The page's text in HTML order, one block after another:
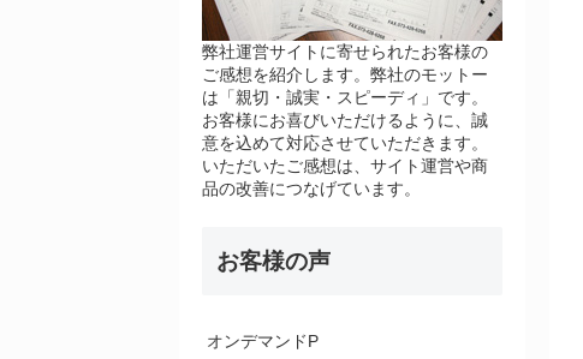
弊社運営サイトに寄せられたお客様の
ご感想を紹介します。弊社のモットー
は「親切・誠実・スピーディ」です。
お客様にお喜びいただけるように、誠
意を込めて対応させていただきます。
いただいたご感想は、サイト運営や商
品の改善につなげています。
お客様の声
オンデマンドP